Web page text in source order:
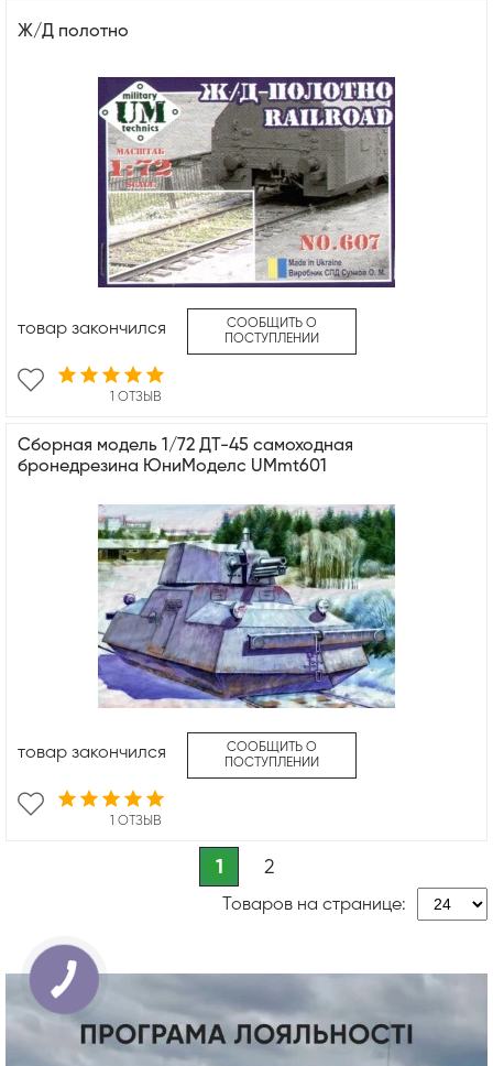
Ж/Д полотно
1 ОТЗЫВ
товар закончился
СООБЩИТЬ О
ПОСТУПЛЕНИИ
Сборная модель 1/72 ДТ-45 самоходная
бронедрезина ЮниМоделс UMmt601
1 ОТЗЫВ
товар закончился
СООБЩИТЬ О
ПОСТУПЛЕНИИ
1 2
Товаров на странице: